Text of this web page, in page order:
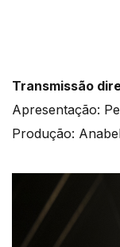
Transmissão
Apresentação:
Produção: